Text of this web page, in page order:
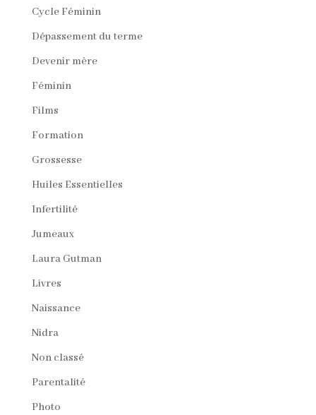
Cycle Féminin
Dépassement du terme
Devenir mère
Féminin
Films
Formation
Grossesse
Huiles Essentielles
Infertilité
Jumeaux
Laura Gutman
Livres
Naissance
Nidra
Non classé
Parentalité
Photo